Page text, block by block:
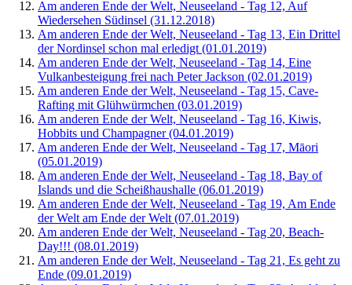
Am anderen Ende der Welt, Neuseeland - Tag 12, Auf
Wiedersehen Südinsel (31.12.2018)
Am anderen Ende der Welt, Neuseeland - Tag 13, Ein Drittel
der Nordinsel schon mal erledigt (01.01.2019)
Am anderen Ende der Welt, Neuseeland - Tag 14, Eine
Vulkanbesteigung frei nach Peter Jackson (02.01.2019)
Am anderen Ende der Welt, Neuseeland - Tag 15, Cave-
Rafting mit Glühwürmchen (03.01.2019)
Am anderen Ende der Welt, Neuseeland - Tag 16, Kiwis,
Hobbits und Champagner (04.01.2019)
Am anderen Ende der Welt, Neuseeland - Tag 17, Māori
(05.01.2019)
Am anderen Ende der Welt, Neuseeland - Tag 18, Bay of
Islands und die Scheißhaushalle (06.01.2019)
Am anderen Ende der Welt, Neuseeland - Tag 19, Am Ende
der Welt am Ende der Welt (07.01.2019)
Am anderen Ende der Welt, Neuseeland - Tag 20, Beach-
Day!!! (08.01.2019)
Am anderen Ende der Welt, Neuseeland - Tag 21, Es geht zu
Ende (09.01.2019)